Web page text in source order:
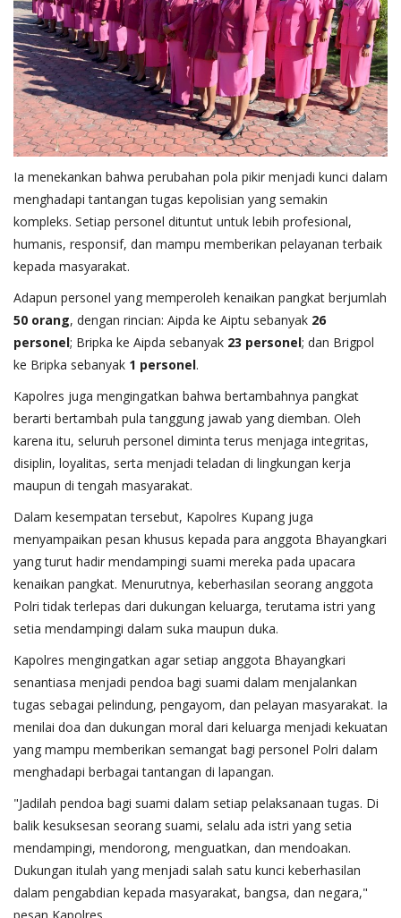
Ia menekankan bahwa perubahan pola pikir menjadi kunci dalam
menghadapi tantangan tugas kepolisian yang semakin
kompleks. Setiap personel dituntut untuk lebih profesional,
humanis, responsif, dan mampu memberikan pelayanan terbaik
kepada masyarakat.
Adapun personel yang memperoleh kenaikan pangkat berjumlah
50 orang, dengan rincian: Aipda ke Aiptu sebanyak 26
personel; Bripka ke Aipda sebanyak 23 personel; dan Brigpol
ke Bripka sebanyak 1 personel.
Kapolres juga mengingatkan bahwa bertambahnya pangkat
berarti bertambah pula tanggung jawab yang diemban. Oleh
karena itu, seluruh personel diminta terus menjaga integritas,
disiplin, loyalitas, serta menjadi teladan di lingkungan kerja
maupun di tengah masyarakat.
Dalam kesempatan tersebut, Kapolres Kupang juga
menyampaikan pesan khusus kepada para anggota Bhayangkari
yang turut hadir mendampingi suami mereka pada upacara
kenaikan pangkat. Menurutnya, keberhasilan seorang anggota
Polri tidak terlepas dari dukungan keluarga, terutama istri yang
setia mendampingi dalam suka maupun duka.
Kapolres mengingatkan agar setiap anggota Bhayangkari
senantiasa menjadi pendoa bagi suami dalam menjalankan
tugas sebagai pelindung, pengayom, dan pelayan masyarakat. Ia
menilai doa dan dukungan moral dari keluarga menjadi kekuatan
yang mampu memberikan semangat bagi personel Polri dalam
menghadapi berbagai tantangan di lapangan.
"Jadilah pendoa bagi suami dalam setiap pelaksanaan tugas. Di
balik kesuksesan seorang suami, selalu ada istri yang setia
mendampingi, mendorong, menguatkan, dan mendoakan.
Dukungan itulah yang menjadi salah satu kunci keberhasilan
dalam pengabdian kepada masyarakat, bangsa, dan negara,"